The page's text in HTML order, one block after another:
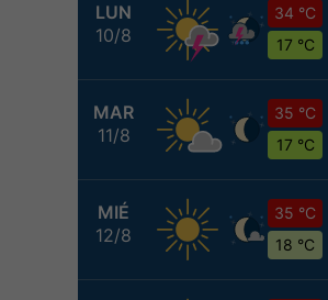
LUN
10/8
34 °C
17 °C
MAR
11/8
35 °C
17 °C
MIÉ
12/8
35 °C
18 °C